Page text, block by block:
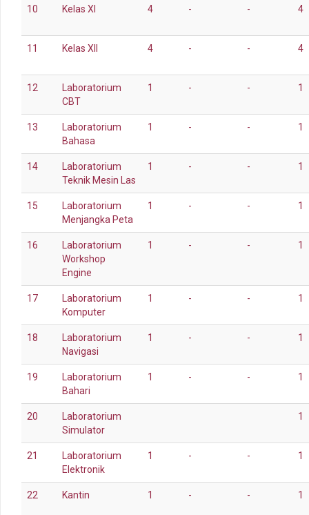
10 Kelas XI 4 - - 4
11 Kelas XII 4 - - 4
12
Laboratorium
CBT
1 - - 1
13
Laboratorium
Bahasa
1 - - 1
14
Laboratorium
Teknik Mesin Las
1 - - 1
15
Laboratorium
Menjangka Peta
1 - - 1
16
Laboratorium
Workshop
Engine
1 - - 1
17
Laboratorium
Komputer
1 - - 1
18
Laboratorium
Navigasi
1 - - 1
19
Laboratorium
Bahari
1 - - 1
20
Laboratorium
Simulator
1
21
Laboratorium
Elektronik
1 - - 1
22 Kantin 1 - - 1